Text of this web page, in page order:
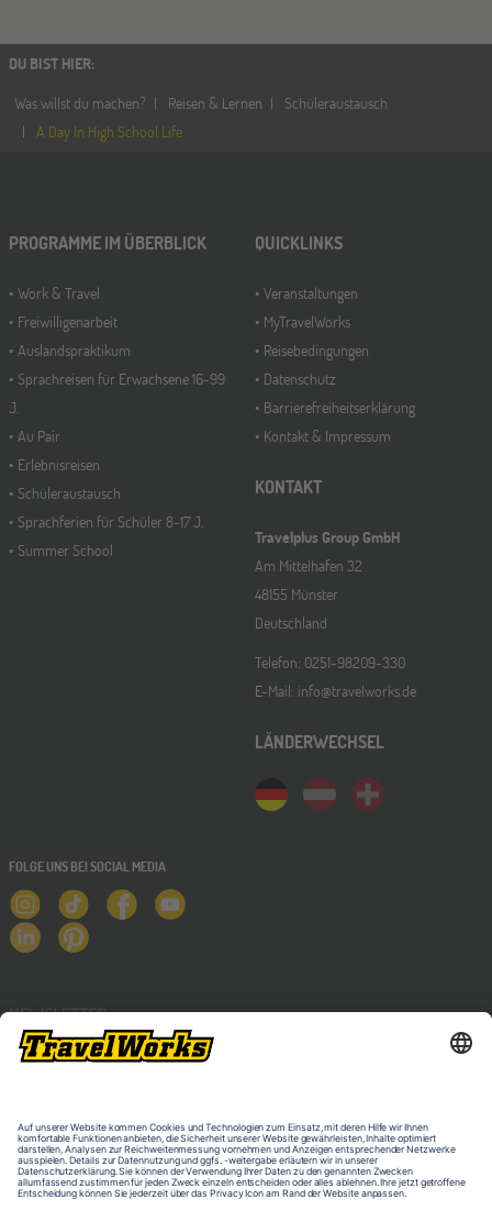
DU BIST HIER:
Was willst du machen?
Reisen & Lernen
Schüleraustausch
A Day In High School Life
PROGRAMME IM ÜBERBLICK
Work & Travel
Freiwilligenarbeit
Auslandspraktikum
Sprachreisen für Erwachsene 16-99
J.
Au Pair
Erlebnisreisen
Schüleraustausch
Sprachferien für Schüler 8-17 J.
Summer School
QUICKLINKS
Veranstaltungen
MyTravelWorks
Reisebedingungen
Datenschutz
Barrierefreiheitserklärung
Kontakt & Impressum
KONTAKT
Travelplus Group GmbH
Am Mittelhafen 32
48155 Münster
Deutschland
Telefon: 0251-98209-330
E-Mail: info@travelworks.de
LÄNDERWECHSEL
FOLGE UNS BEI SOCIAL MEDIA
NEWSLETTER